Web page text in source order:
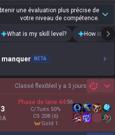
une évaluation plus précise de
votre niveau de compétence.
What is my skill level? How is my
manquer BETA
Classé flexibleil y a 3 jours
Phase de lane 44:56
C/Tués 50%
CS 208 (6)
gold 1